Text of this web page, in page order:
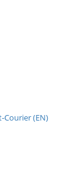
Courier (EN)